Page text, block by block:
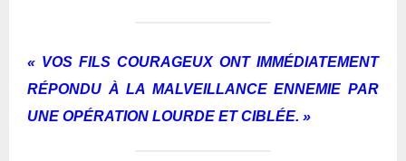
« VOS FILS COURAGEUX ONT IMMÉDIATEMENT
RÉPONDU À LA MALVEILLANCE ENNEMIE PAR
UNE OPÉRATION LOURDE ET CIBLÉE. »